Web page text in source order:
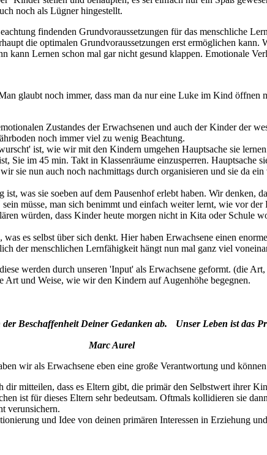
noch als Lügner hingestellt.
findenden Grundvoraussetzungen für das menschliche
die optimalen Grundvoraussetzungen erst ermöglichen
kann Lernen schon mal gar nicht gesund klappen. Emotionale
glaubt noch immer, dass man da nur eine Luke im Kind öffnen
Zustandes der Erwachsenen und auch der Kinder der
noch immer viel zu wenig Beachtung.
ist, wie wir mit den Kindern umgehen Hauptsache sie
Sie im 45 min. Takt in Klassenräume einzusperren. Hauptsache
sie nun auch noch nachmittags durch organisieren und sie da
was sie soeben auf dem Pausenhof erlebt haben. Wir denken,
müsse, man sich benimmt und einfach weiter lernt, wie vor der
würden, dass Kinder heute morgen nicht in Kita oder Schule
es selbst über sich denkt. Hier haben Erwachsene einen
der menschlichen Lernfähigkeit hängt nun mal ganz viel
werden durch unseren 'Input' als Erwachsene geformt. (die
Art und Weise, wie wir den Kindern auf Augenhöhe begegnen.
Beschaffenheit Deiner Gedanken ab. Unser Leben ist das
Marc Aurel
wir als Erwachsene eben eine große Verantwortung und
mitteilen, dass es Eltern gibt, die primär den Selbstwert ihrer
ist für dieses Eltern sehr bedeutsam. Oftmals kollidieren sie
verunsichern.
und Idee von deinen primären Interessen in Erziehung